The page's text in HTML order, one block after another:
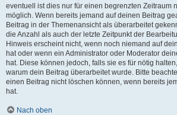
eventuell ist dies nur für einen begrenzten Zeitraum
möglich. Wenn bereits jemand auf deinen Beitrag
Beitrag in der Themenansicht als überarbeitet
die Anzahl als auch der letzte Zeitpunkt der
Hinweis erscheint nicht, wenn noch niemand auf
hat oder wenn ein Administrator oder Moderator
hat. Diese können jedoch, falls sie es für nötig
warum dein Beitrag überarbeitet wurde. Bitte
einen Beitrag nicht löschen können, wenn bereits
hat.
Nach oben